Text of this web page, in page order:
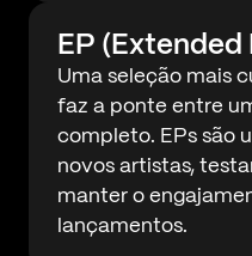
EP (Extended
Uma seleção mais
faz a ponte entre
completo. EPs são
novos artistas,
manter o
lançamentos.